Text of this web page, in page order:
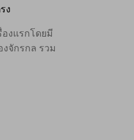
ง
องแรกโดยมี
จักรกล รวม